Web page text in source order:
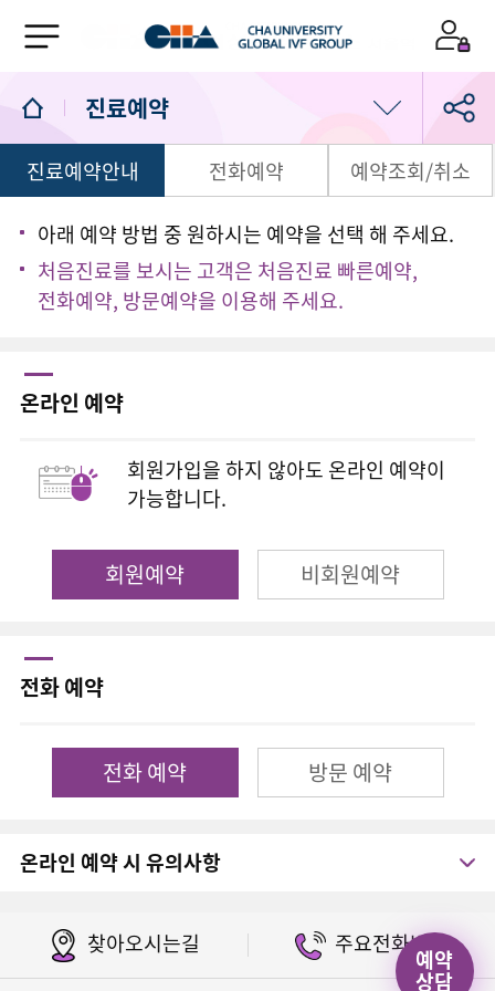
진료예약
의료진/진료일정
진료예약
1:1 상담실
진료예약안내 전화예약 예약조회/취소
아래 예약 방법 중 원하시는 예약을 선택 해 주세요.
처음진료를 보시는 고객은 처음진료 빠른예약,
전화예약, 방문예약을 이용해 주세요.
온라인 예약
회원가입을 하지 않아도 온라인 예약이
가능합니다.
회원예약 비회원예약
전화 예약
전화 예약 방문 예약
온라인 예약 시 유의사항
예약
상담
찾아오시는길 주요전화번호